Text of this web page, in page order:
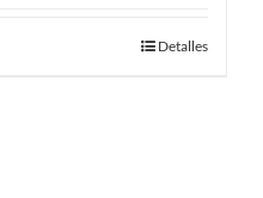
Detalles